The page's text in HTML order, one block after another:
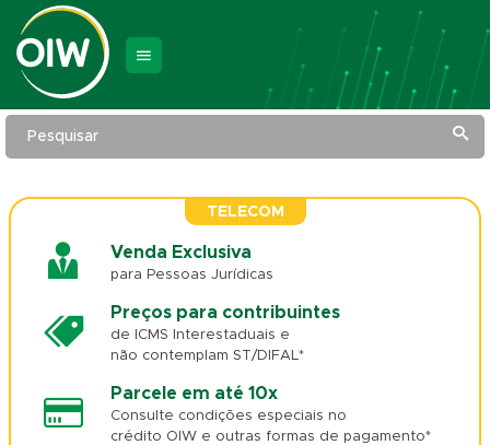
Pesquisar
TELECOM
Venda Exclusiva
para Pessoas Jurídicas
Preços para contribuintes
de ICMS Interestaduais e
não contemplam ST/DIFAL*
Parcele em até 10x
Consulte condições especiais no
crédito OIW e outras formas de pagamento*